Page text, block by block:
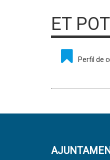
ET
Perfil de